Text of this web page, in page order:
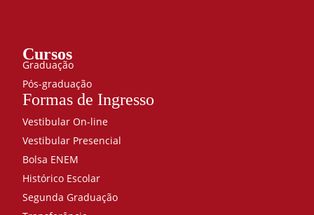
Cursos
Graduação
Pós-graduação
Formas de Ingresso
Vestibular On-line
Vestibular Presencial
Bolsa ENEM
Histórico Escolar
Segunda Graduação